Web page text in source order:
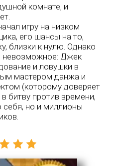
комнате, и
игру на низком
его шансы на то,
близки к нулю. Однако
невозможное: Джек
и ловушки в
мастером данжа и
(которому доверяет
битву против времени,
себя, но и миллионы